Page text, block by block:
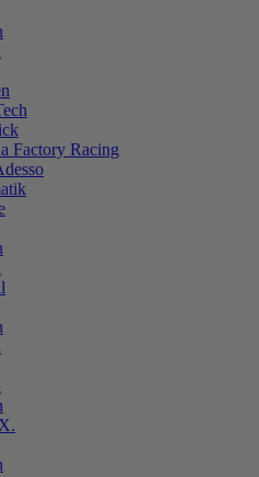
Factory Racing